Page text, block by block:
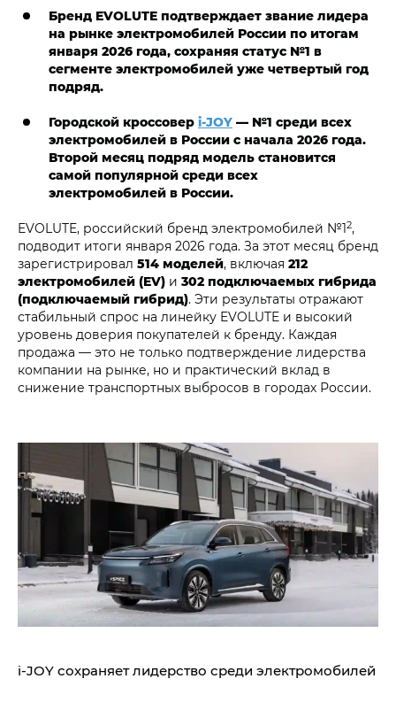
Бренд EVOLUTE подтверждает звание лидера
на рынке электромобилей России по итогам
января 2026 года, сохраняя статус №1 в
сегменте электромобилей уже четвертый год
подряд.
Городской кроссовер i‑JOY — №1 среди всех
электромобилей в России с начала 2026 года.
Второй месяц подряд модель становится
самой популярной среди всех
электромобилей в России.
EVOLUTE, российский бренд электромобилей №12,
подводит итоги января 2026 года. За этот месяц бренд
зарегистрировал 514 моделей, включая 212
электромобилей (EV) и 302 подключаемых гибрида
(подключаемый гибрид). Эти результаты отражают
стабильный спрос на линейку EVOLUTE и высокий
уровень доверия покупателей к бренду. Каждая
продажа — это не только подтверждение лидерства
компании на рынке, но и практический вклад в
снижение транспортных выбросов в городах России.
i‑JOY сохраняет лидерство среди электромобилей